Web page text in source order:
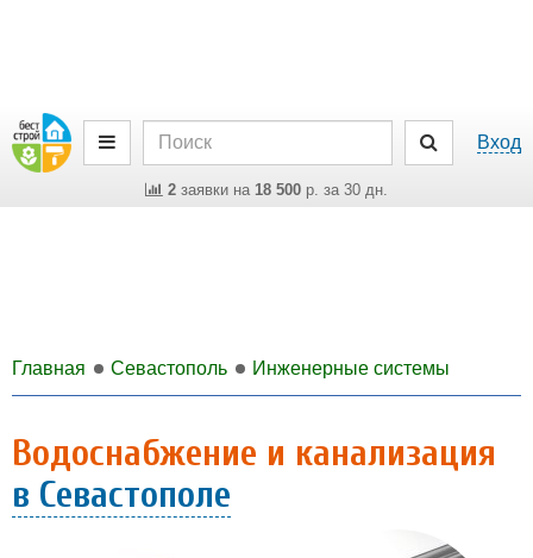
Вход
2 заявки на 18 500 р. за 30 дн.
Главная Севастополь Инженерные системы
Водоснабжение и канализация
в Севастополе